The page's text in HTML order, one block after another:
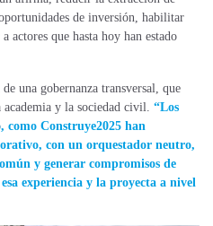
de inversión, habilitar
actores que hasta hoy han estado
una gobernanza transversal, que
y la sociedad civil. “Los
, como Construye2025 han
con un orquestador neutro,
y generar compromisos de
experiencia y la proyecta a nivel